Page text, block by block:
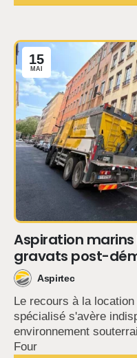
15
MAI
Aspiration
gravats post-
Aspirtec
Le recours à la
spécialisé s'avère
environnement
Four